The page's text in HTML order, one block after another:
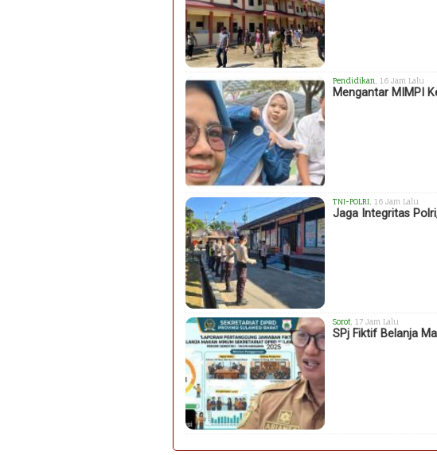
Pendidikan , 16 Jam Lalu
Mengantar MIMPI
TNI-POLRI , 16 Jam Lalu
Jaga Integritas
Sorot , 17 Jam Lalu
SPj Fiktif Belanja